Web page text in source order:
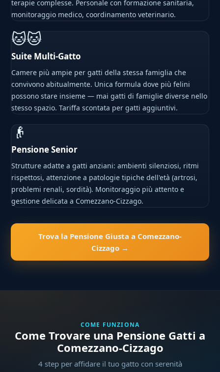
terapie complesse. Personale con formazione sanitaria,
monitoraggio medico, coordinamento veterinario.
🐱🐱
Suite Multi-Gatto
Camere più ampie per gatti della stessa famiglia che
convivono abitualmente. Unica formula dove più felini
possono stare insieme — mai gatti di famiglie diverse nello
stesso spazio. Tariffa scontata per gatti aggiuntivi.
👴
Pensione Senior
Strutture adatte a gatti anziani: ambienti silenziosi, ritmi
rispettosi, attenzione a patologie tipiche dell'età (artrosi,
problemi renali, sordità). Monitoraggio più attento e
gestione delicata a Comezzano-Cizzago.
Trova la Pensione Giusta a Comezzano-
Cizzago →
COME FUNZIONA
Come Trovare una Pensione Gatti a
Comezzano-Cizzago
4 step per affidare il tuo gatto con serenità